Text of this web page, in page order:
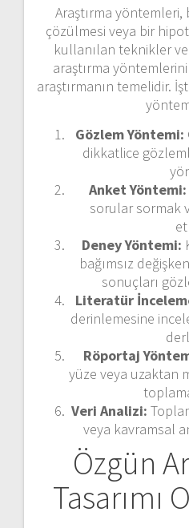
Araştırma
çözülmesi veya bir
kullanılan teknikler
araştırma
araştırmanın temelidir.
Gözlem Yöntemi:
dikkatlice
Anket Yöntemi:
sorular sormak
Deney Yöntemi:
bağımsız
sonuçları
Literatür
derinlemesine
Röportaj
yüze veya uzaktan
Veri Analizi:
veya kavramsal
Özgün
Tasarımı